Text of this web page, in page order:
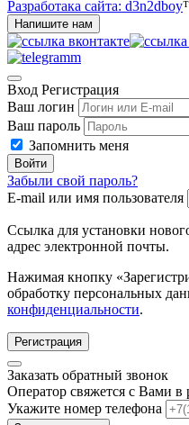
Разработака сайта: d3n2dboy
Напишите нам
Вход Регистрация
Ваш логин
Ваш пароль
Запомнить меня
Войти
Забыли свой пароль?
E-mail или имя пользователя
Ссылка для установки
адрес электронной почты.
Нажимая кнопку
обработку персональных
конфиденциальности.
Регистрация
Заказать обратный звонок
Оператор свяжется с Вами в
Укажите номер телефона